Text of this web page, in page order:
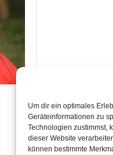
Um dir ein optimales
Geräteinformationen zu
Technologien zustimmst,
dieser Website
können bestimmte